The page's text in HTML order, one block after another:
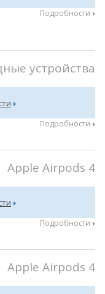
Подробности
устройства
Подробности
Apple Airpods 4
Подробности
Apple Airpods 4